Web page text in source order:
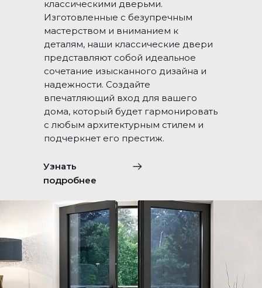
классическими дверьми.
Изготовленные с безупречным
мастерством и вниманием к
деталям, наши классические двери
представляют собой идеальное
сочетание изысканного дизайна и
надежности. Создайте
впечатляющий вход для вашего
дома, который будет гармонировать
с любым архитектурным стилем и
подчеркнет его престиж.
Узнать
подробнее